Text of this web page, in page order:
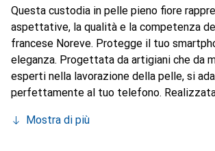
Questa custodia in pelle pieno fiore
aspettative, la qualità e la competenza
francese Noreve. Protegge il tuo
eleganza. Progettata da artigiani che da
esperti nella lavorazione della pelle, si
perfettamente al tuo telefono.
Diventa un accessorio chic e
Mostra di più